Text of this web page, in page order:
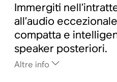
Immergiti
all’audio
compatta e
speaker posteriori.
Altre info